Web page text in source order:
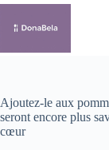
Passer
contenu
Ajoutez-le aux
seront encore plus
cœur